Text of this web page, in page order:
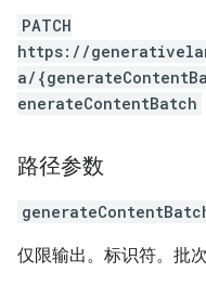
PATCH
https://
a/
enerateContentBatch
路径参数
仅限输出。标识符。批